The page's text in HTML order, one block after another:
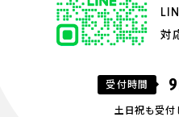
対
受付時間
土日祝も受付